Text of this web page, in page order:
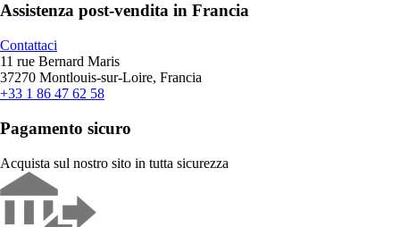
Assistenza post-vendita in Francia
Contattaci
11 rue Bernard Maris
37270 Montlouis-sur-Loire, Francia
+33 1 86 47 62 58
Pagamento sicuro
Acquista sul nostro sito in tutta sicurezza